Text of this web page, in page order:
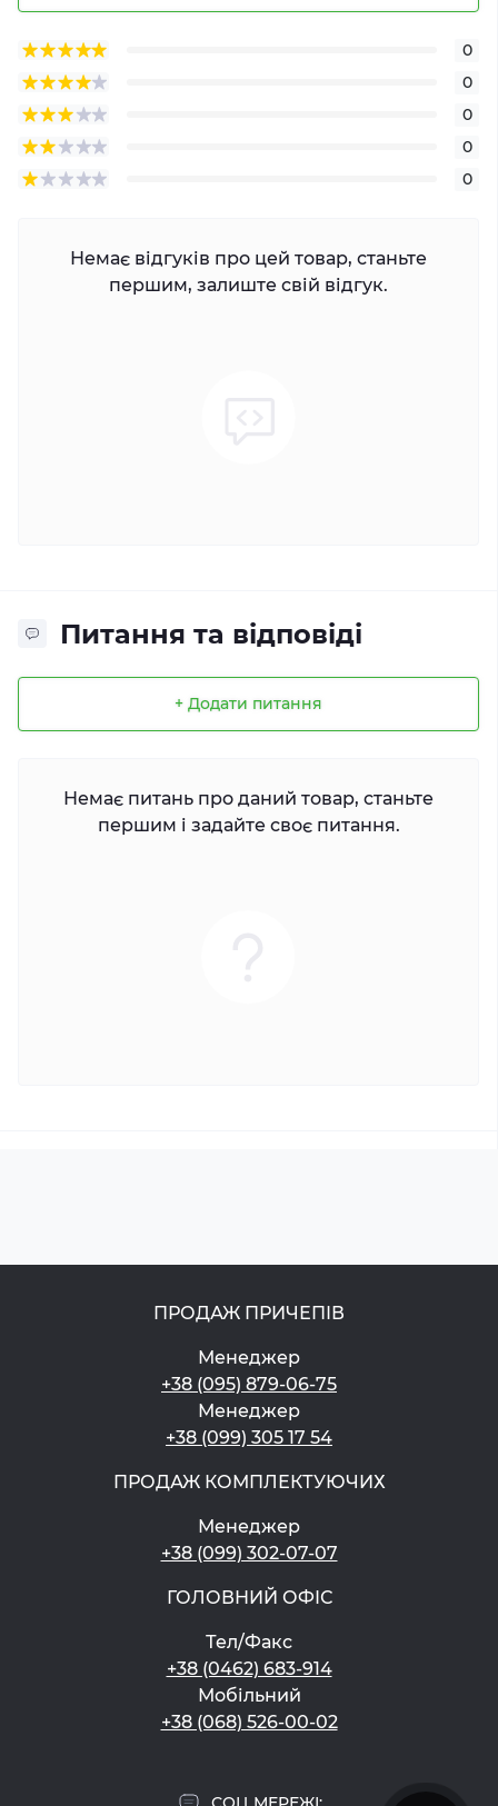
0
0
0
0
0
Немає відгуків про цей товар, станьте
першим, залиште свій відгук.
Питання та відповіді
+ Додати питання
Немає питань про даний товар, станьте
першим і задайте своє питання.
ПРОДАЖ ПРИЧЕПІВ
Менеджер
+38 (095) 879-06-75
Менеджер
+38 (099) 305 17 54
ПРОДАЖ КОМПЛЕКТУЮЧИХ
Менеджер
+38 (099) 302-07-07
ГОЛОВНИЙ ОФІС
Тел/Факс
+38 (0462) 683-914
Мобільний
+38 (068) 526-00-02